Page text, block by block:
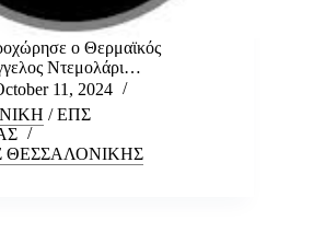
ο Θερμαϊκός
Ντεμολάρι…
11, 2024
/ΕΠΣ
ΘΕΣΣΑΛΟΝΙΚΗΣ